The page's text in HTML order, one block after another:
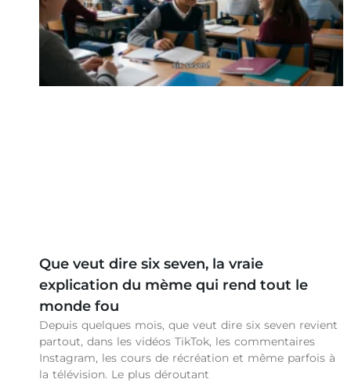
Que veut dire six seven, la vraie
explication du mème qui rend tout le
monde fou
Depuis quelques mois, que veut dire six seven revient
partout, dans les vidéos TikTok, les commentaires
Instagram, les cours de récréation et même parfois à
la télévision. Le plus déroutant